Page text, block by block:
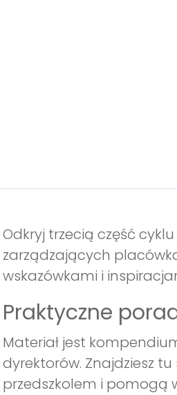
Odkryj trzecią część cyklu
zarządzających
wskazówkami i
Praktyczne
Materiał jest
dyrektorów. Znajdziesz
przedszkolem i pomogą